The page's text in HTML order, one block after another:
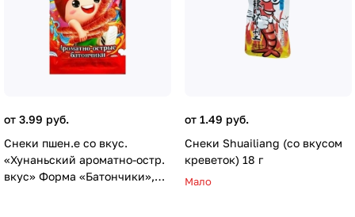
от 3.99 руб.
Снеки пшен.е со вкус.
«Хунаньский ароматно-остр.
вкус» Форма «Батончики»,
от 1.49 руб.
Снеки Shuailiang (со вкусом
креветок) 18 г
Мало